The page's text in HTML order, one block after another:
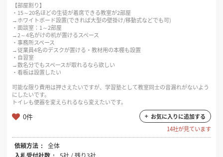
【部屋割り】
・15～20名ほどの生徒が着席できる教室が2部屋
→ホワイトボード設置(できれば大型の壁掛け/移動式などでも可)
・面談室：1～2部屋
→2～4名がけの机が置けるスペース
・事務所スペース
→従業員4名のデスクが置ける・教材用の本棚も設置
・自習室
→数名分でもスペースが取れるなら欲しい
・看板は設置したい
可能な限り費用は押さえたいですが、学習塾として教室同士の音漏れがないよう
にしたいです。
トイレも便器を変えられるなら変えたいです。
0件
お気に入りに追加する
14社が見ています
依頼方法
全体
入札受付社数
5社 / 残り3社